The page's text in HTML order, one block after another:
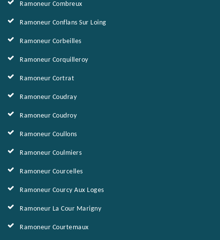
Ramoneur Combreux
Ramoneur Conflans Sur Loing
Ramoneur Corbeilles
Ramoneur Corquilleroy
Ramoneur Cortrat
Ramoneur Coudray
Ramoneur Coudroy
Ramoneur Coullons
Ramoneur Coulmiers
Ramoneur Courcelles
Ramoneur Courcy Aux Loges
Ramoneur La Cour Marigny
Ramoneur Courtemaux